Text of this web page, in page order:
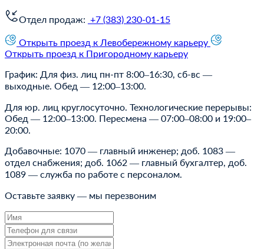
Отдел продаж: +7 (383) 230-01-15
Открыть проезд к Левобережному карьеру
Открыть проезд к Пригородному карьеру
График: Для физ. лиц пн-пт 8:00–16:30, сб-вс —
выходные. Обед — 12:00–13:00.
Для юр. лиц круглосуточно. Технологические перерывы:
Обед — 12:00–13:00. Пересмена — 07:00–08:00 и 19:00–
20:00.
Добавочные: 1070 — главный инженер; доб. 1083 —
отдел снабжения; доб. 1062 — главный бухгалтер, доб.
1089 — cлужба по работе с персоналом.
Оставьте заявку — мы перезвоним